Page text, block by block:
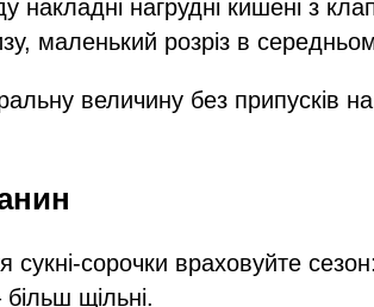
накладні нагрудні кишені з
маленький розріз в
величину без припусків
сорочки враховуйте сезон:
щільні.